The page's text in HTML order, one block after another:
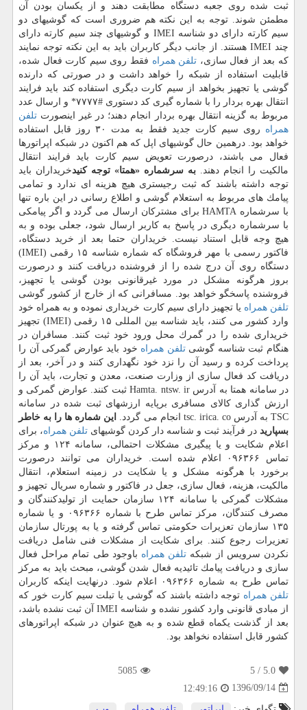
ثبت شده روی جعبه دستگاه مطابقت دهند و از یكسان بودن آن
مطمئن شوند. توجه به این نكته هم ضروری است كه گوشیهای دو
سیم كارته دارای دو شناسه IMEI و گوشیهای چند سیم كارته دارای
چند IMEI هستند. از جانب دیگر كاربران باید به این نكته توجه نمایند
كه بعد از فعال سازی، تلفن همراه فقط روی سیم كارت فعال شده،
قابلیت استفاده از شبكه را خواهد داشت و در صورتی كه دارنده
گوشی یا تجهیز بخواهد از سیم كارت دیگری استفاده كند باید فرایند
انتقال بهره بردار را با شماره گیری كد دستوری #۷۷۷۷* و ارسال عدد
مربوط به گزینه انتقال بهره بردار انجام دهند؛ در غیر اینصورت تلفن
همراه
روی سیم كارت جدید فقط به مدت ۳۰ روز قابل استفاده
خواهد بود. درهمین حال گوشیهای اپل كه هم اكنون در شبكه اپراتورها
فعال می باشند، درصورت تعویض سیم كارت باید فرایند انتقال
مالكیت را انجام دهند. به سرشماره «همتا» توجه كنیدخریداران باید
توجه داشته باشند كه ثبت رجیستری هیچ هزینه ای ندارد و تمامی
پیامك های مربوط به استعلام گوشی و اطلاع رسانی در این باره تنها
با سرشماره HAMTA برای مشتركان ارسال می گردد و اگر پیامكی
با سرشماره دیگری در پاسخ به كاربر ارسال شود، جعلی بوده و به
هیچ وجه قابل استناد نیست. خریداران حتما بعد از خرید دستگاه،
فاكتور رسمی با مهر فروشگاه كه شماره شناسه ۱۵ رقمی (IMEI)
دستگاه روی آن درج شده را از فروشنده دریافت كنند و درصورت
بروز هرگونه مشكل در مورد غیرقانونی بودن گوشی یا تجهیز،
فروشنده پاسخگو خواهد بود. مسافرانی كه از خارج از كشور گوشی
تلفن همراه یا تجهیز دارای سیم كارت خریداری نموده و به همراه خود
وارد كشور می كنند، باید شناسه بین المللی ۱۵ رقمی (IMEI) تجهیز
خریداری شده را در گمرك محل ورود خود ثبت كنند. مسافران در
هنگام ثبت شناسه گوشیتلفن همراه خود باید عوارض گمركی آن را
پرداخت كرده و رسید آن را نزد خود نگهداری كنند و در آخر، بعد از
دریافت كد فعال سازی از وزارت صنعت، معدن و تجارت، باید آن را
در سامانه همتا به آدرس Hamta. ntsw. ir ثبت كنند. عوارض گمركی و
ارزش گذاری كالای مسافری برپایه ارزشهای ثبت شده در سامانه
TSC به آدرس tsc. irica. co انجام می گردد.
این شماره ها را به خاطر
بسپارید در فرآیند ثبت و شناسه دار كردن گوشیهای تلفن همراه، برای
اعلام شكایت و یا پیگیری مشكلات احتمالی، سامانه ۱۲۴ و مركز
تماس ۰۹۶۳۶۶ اعلام شده است. خریداران می توانند درصورت
برخورد با هرگونه مشكل و یا شكایت در زمینه استعلام، انتقال
مالكیت، هزینه، فعال سازی، جعل در فاكتور و شماره سریال تجهیز و
مشكلات گمركی با سامانه ۱۲۴ سازمان حمایت از تولیدكنندگان و
مصرف كنندگان، مركز تماس طرح با شماره ۰۹۶۳۶۶ و یا شماره
۱۳۵ سازمان تعزیرات حكومتی تماس گرفته و یا به پورتال سازمان
تعزیرات رجوع كنند. برای شكایت از مشكلات فنی شامل دریافت
نكردن سرویس از شبكه تلفن همراه باوجود طی تمام مراحل فعال
سازی و دریافت پیامك تائیدیه فعال شدن گوشی، مبحث باید به مركز
تماس طرح به شماره ۰۹۶۳۶۶ اعلام شود. درنهایت اینكه كاربران
تلفن همراه توجه داشته باشند كه گوشی یا تبلت سیم كارت خور كه
از مبادی قانونی وارد كشور نشده و شناسه IMEI آن ثبت نشده باشد،
بعد از گذشت یكماه قطع شده و به هیچ عنوان در شبكه اپراتورهای
كشور قابل استفاده نخواهد بود.
5.0
/ 5
5085
1396/09/14
12:49:16